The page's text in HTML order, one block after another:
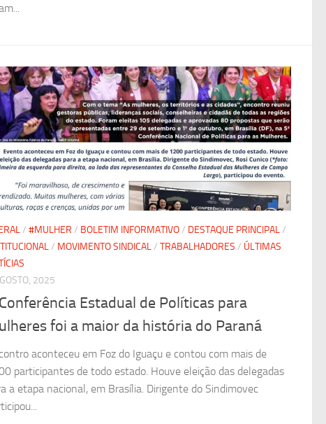
/ #MULHER / BOLETIM INFORMATIVO/ DESTAQUE PRINCIPAL/
/ MOVIMENTO SINDICAL/ TRABALHADORES / ÚLTIMAS
2025
Estadual de Políticas para
foi a maior da história do Paraná
aconteceu em Foz do Iguaçu e contou com mais de
participantes de todo estado. Houve eleição das delegadas
a etapa nacional, em Brasília. Dirigente do Sindimovec